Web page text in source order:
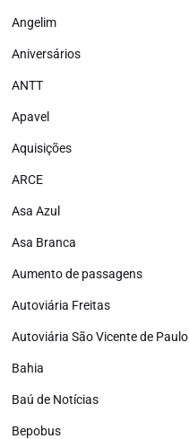
Angelim
Aniversários
ANTT
Apavel
Aquisições
ARCE
Asa Azul
Asa Branca
Aumento de passagens
Autoviária Freitas
Autoviária São Vicente de Paulo
Bahia
Baú de Notícias
Bepobus